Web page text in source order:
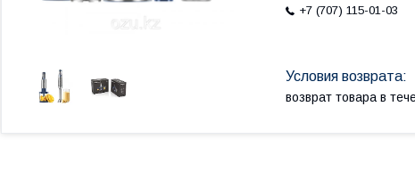
+7 (707) 115-01-03
возврат товара в